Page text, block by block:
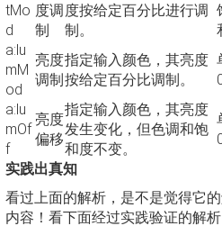
tMo
d
度调
制
度按给定百分比进行调
制。
a:lu
mM
od
亮度
调制
指定输入颜色，其亮度
按给定百分比调制。
a:lu
mOf
f
亮度
偏移
指定输入颜色，其亮度
发生变化，但色调和饱
和度不变。
实践出真知
看过上面的解析，是不是觉得它
内容！看下面经过实践验证的解析